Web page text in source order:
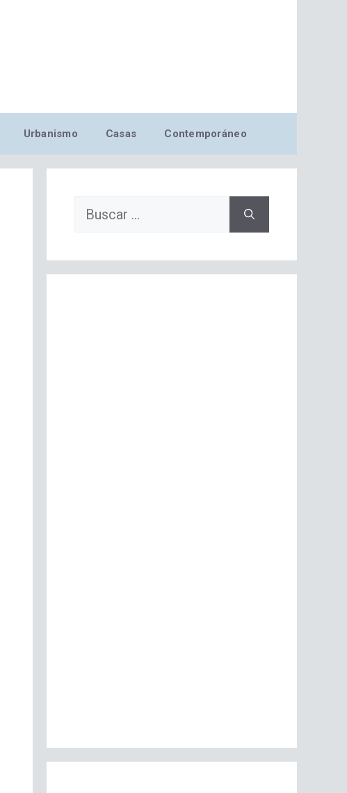
Urbanismo Casas Contemporáneo
Buscar: